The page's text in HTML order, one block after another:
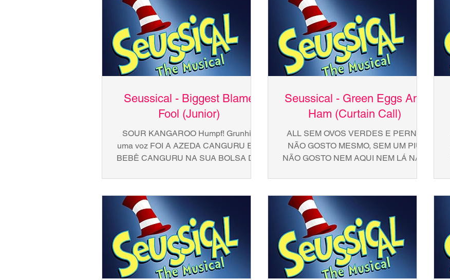
Seussical - Biggest Blame
Fool (Junior)
SOUR KANGAROO Humpf! Grunhiu
uma voz FOI A AZEDA CANGURU E A
BEBÊ CANGURU NA SUA BOLSA DIZ
Seussical - Green Eggs And
Ham (Curtain Call)
ALL SEM OVOS VERDES E PERNIL
NÃO GOSTO MESMO, SEM UM PIU
NÃO GOSTO NEM AQUI NEM LÁ NÃO